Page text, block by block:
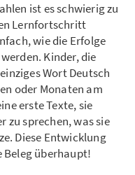
ist es schwierig zu
Lernfortschritt
wie die Erfolge
Kinder, die
Wort Deutsch
oder Monaten am
erste Texte, sie
zu sprechen, was sie
Diese Entwicklung
Beleg überhaupt!